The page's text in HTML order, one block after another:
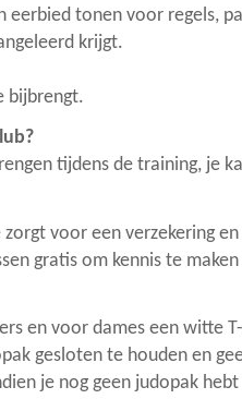
eerbied tonen voor regels,
krijgt.
bijbrengt.
tijdens de training, je
zorgt voor een verzekering
gratis om kennis te
en voor dames een witte
gesloten te houden en
je nog geen judopak